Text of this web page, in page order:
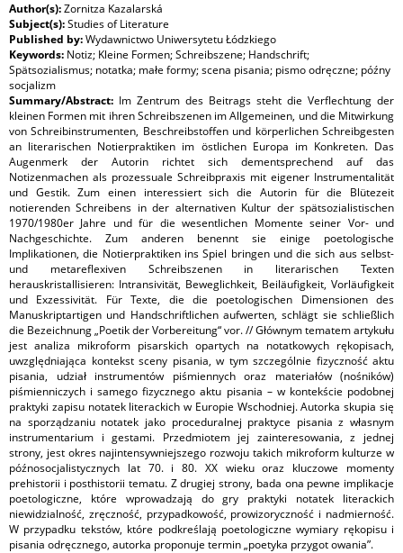
Author(s):Zornitza Kazalarská
Subject(s):Studies of Literature
Published by:Wydawnictwo Uniwersytetu Łódzkiego
Keywords: Notiz; Kleine Formen; Schreibszene; Handschrift;
Spätsozialismus; notatka; małe formy; scena pisania; pismo odręczne; późny
socjalizm
Summary/Abstract: Im Zentrum des Beitrags steht die Verflechtung der
kleinen Formen mit ihren Schreibszenen im Allgemeinen, und die Mitwirkung
von Schreibinstrumenten, Beschreibstoffen und körperlichen Schreibgesten
an literarischen Notierpraktiken im östlichen Europa im Konkreten. Das
Augenmerk der Autorin richtet sich dementsprechend auf das
Notizenmachen als prozessuale Schreibpraxis mit eigener Instrumentalität
und Gestik. Zum einen interessiert sich die Autorin für die Blütezeit
notierenden Schreibens in der alternativen Kultur der spätsozialistischen
1970/1980er Jahre und für die wesentlichen Momente seiner Vor- und
Nachgeschichte. Zum anderen benennt sie einige poetologische
Implikationen, die Notierpraktiken ins Spiel bringen und die sich aus selbst-
und metareflexiven Schreibszenen in literarischen Texten
herauskristallisieren: Intransivität, Beweglichkeit, Beiläufigkeit, Vorläufigkeit
und Exzessivität. Für Texte, die die poetologischen Dimensionen des
Manuskriptartigen und Handschriftlichen aufwerten, schlägt sie schließlich
die Bezeichnung „Poetik der Vorbereitung“ vor. // Głównym tematem artykułu
jest analiza mikroform pisarskich opartych na notatkowych rękopisach,
uwzględniająca kontekst sceny pisania, w tym szczególnie fizyczność aktu
pisania, udział instrumentów piśmiennych oraz materiałów (nośników)
piśmienniczych i samego fizycznego aktu pisania – w kontekście podobnej
praktyki zapisu notatek literackich w Europie Wschodniej. Autorka skupia się
na sporządzaniu notatek jako proceduralnej praktyce pisania z własnym
instrumentarium i gestami. Przedmiotem jej zainteresowania, z jednej
strony, jest okres najintensywniejszego rozwoju takich mikroform kulturze w
późnosocjalistycznych lat 70. i 80. XX wieku oraz kluczowe momenty
prehistorii i posthistorii tematu. Z drugiej strony, bada ona pewne implikacje
poetologiczne, które wprowadzają do gry praktyki notatek literackich
niewidzialność, zręczność, przypadkowość, prowizoryczność i nadmierność.
W przypadku tekstów, które podkreślają poetologiczne wymiary rękopisu i
pisania odręcznego, autorka proponuje termin „poetyka przygot owania”.